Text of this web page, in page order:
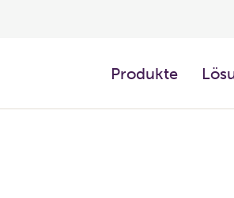
Produkte